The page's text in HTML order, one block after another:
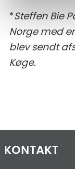
*Steffen Bie
Norge med
blev sendt
Køge.
KONTAKT